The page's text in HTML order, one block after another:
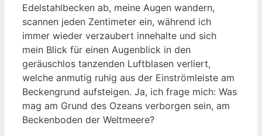
Edelstahlbecken ab, meine Augen wandern,
scannen jeden Zentimeter ein, während ich
immer wieder verzaubert innehalte und sich
mein Blick für einen Augenblick in den
geräuschlos tanzenden Luftblasen verliert,
welche anmutig ruhig aus der Einströmleiste am
Beckengrund aufsteigen. Ja, ich frage mich: Was
mag am Grund des Ozeans verborgen sein, am
Beckenboden der Weltmeere?